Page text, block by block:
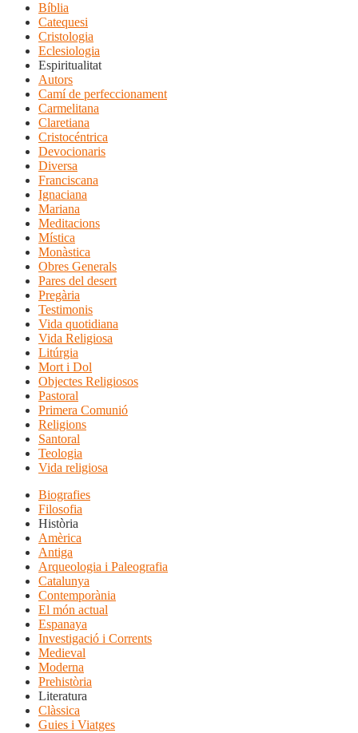
Bíblia
Catequesi
Cristologia
Eclesiologia
Espiritualitat
Autors
Camí de perfeccionament
Carmelitana
Claretiana
Cristocéntrica
Devocionaris
Diversa
Franciscana
Ignaciana
Mariana
Meditacions
Mística
Monàstica
Obres Generals
Pares del desert
Pregària
Testimonis
Vida quotidiana
Vida Religiosa
Litúrgia
Mort i Dol
Objectes Religiosos
Pastoral
Primera Comunió
Religions
Santoral
Teologia
Vida religiosa
Biografies
Filosofia
Història
Amèrica
Antiga
Arqueologia i Paleografia
Catalunya
Contemporània
El món actual
Espanaya
Investigació i Corrents
Medieval
Moderna
Prehistòria
Literatura
Clàssica
Guies i Viatges